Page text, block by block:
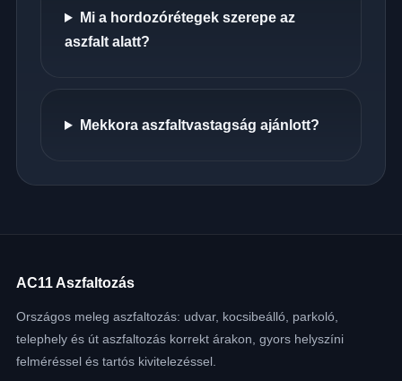
Mi a hordozórétegek szerepe az
aszfalt alatt?
Mekkora aszfaltvastagság ajánlott?
AC11 Aszfaltozás
Országos meleg aszfaltozás: udvar, kocsibeálló, parkoló,
telephely és út aszfaltozás korrekt árakon, gyors helyszíni
felméréssel és tartós kivitelezéssel.